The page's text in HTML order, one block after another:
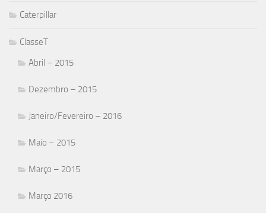
Caterpillar
ClasseT
Abril – 2015
Dezembro – 2015
Janeiro/Fevereiro – 2016
Maio – 2015
Março – 2015
Março 2016